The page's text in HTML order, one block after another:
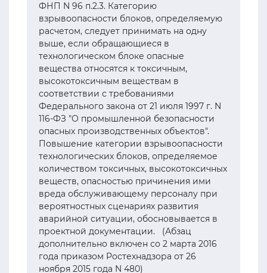
ФНП N 96 п.2.3. Категорию
взрывоопасности блоков, определяемую
расчетом, следует принимать на одну
выше, если обращающиеся в
технологическом блоке опасные
вещества относятся к токсичным,
высокотоксичным веществам в
соответствии с требованиями
Федерального закона от 21 июля 1997 г. N
116-ФЗ "О промышленной безопасности
опасных производственных объектов".
Повышение категории взрывоопасности
технологических блоков, определяемое
количеством токсичных, высокотоксичных
веществ, опасностью причинения ими
вреда обслуживающему персоналу при
вероятностных сценариях развития
аварийной ситуации, обосновывается в
проектной документации. (Абзац
дополнительно включен со 2 марта 2016
года приказом Ростехнадзора от 26
ноября 2015 года N 480)